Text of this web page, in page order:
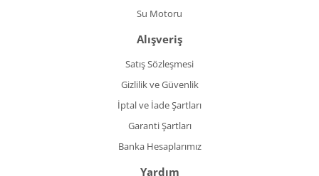
Su Motoru
Alışveriş
Satış Sözleşmesi
Gizlilik ve Güvenlik
İptal ve İade Şartları
Garanti Şartları
Banka Hesaplarımız
Yardım